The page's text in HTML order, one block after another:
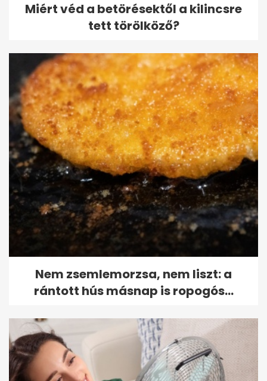
Miért véd a betörésektől a kilincsre
tett törölköző?
Nem zsemlemorzsa, nem liszt: a
rántott hús másnap is ropogós...